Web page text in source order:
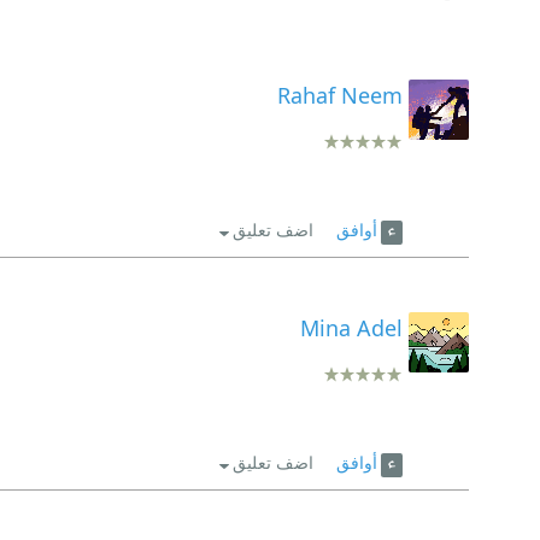
Rahaf Neem
أوافق اضف تعليق
Mina Adel
أوافق اضف تعليق